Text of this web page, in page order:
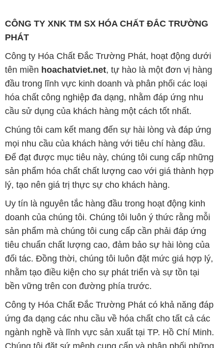
CÔNG TY XNK TM SX HÓA CHẤT ĐẮC TRƯỜNG
PHÁT
Công ty Hóa Chất Đắc Trường Phát, hoạt động dưới
tên miền hoachatviet.net, tự hào là một đơn vị hàng
đầu trong lĩnh vực kinh doanh và phân phối các loại
hóa chất công nghiệp đa dạng, nhằm đáp ứng nhu
cầu sử dụng của khách hàng một cách tốt nhất.
Chúng tôi cam kết mang đến sự hài lòng và đáp ứng
mọi nhu cầu của khách hàng với tiêu chí hàng đầu.
Để đạt được mục tiêu này, chúng tôi cung cấp những
sản phẩm hóa chất chất lượng cao với giá thành hợp
lý, tạo nên giá trị thực sự cho khách hàng.
Uy tín là nguyên tắc hàng đầu trong hoạt động kinh
doanh của chúng tôi. Chúng tôi luôn ý thức rằng mỗi
sản phẩm mà chúng tôi cung cấp cần phải đáp ứng
tiêu chuẩn chất lượng cao, đảm bảo sự hài lòng của
đối tác. Đồng thời, chúng tôi luôn đặt mức giá hợp lý,
nhằm tạo điều kiện cho sự phát triển và sự tồn tại
bền vững trên con đường phía trước.
Công ty Hóa Chất Đắc Trường Phát có khả năng đáp
ứng đa dạng các nhu cầu về hóa chất cho tất cả các
ngành nghề và lĩnh vực sản xuất tại TP. Hồ Chí Minh.